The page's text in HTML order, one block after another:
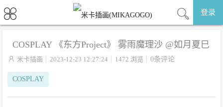
登录
COSPLAY 《东方Project》 雾雨魔理沙 @如月夏巳
 米卡插画 2023-12-23 12:27:24 1472 浏览 0条评论
COSPLAY